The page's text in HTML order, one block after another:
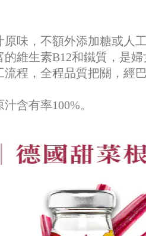
味，不額外添加糖或人工
維生素B12和鐵質，是
程，全程品質把關，經
含有率100%。